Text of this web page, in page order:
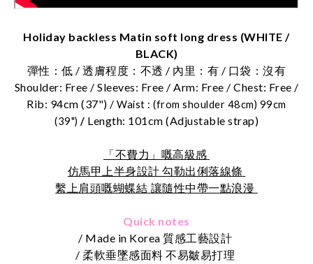
Holiday backless Matin soft long dress (WHITE /
BLACK)
彈性：低 / 透膚程度：不透 / 內里：有 / 口袋：沒有
Shoulder: Free / Sleeves: Free / Arm: Free / Chest: Free /
Rib: 94cm (37") /Waist : (from shoulder 48cm) 99cm
(39") / Length: 101cm (Adjustable strap)
「不費力」嘅高級感
仿馬甲上半身設計 勾勒出俐落線條
繫上肩頭嘅蝴蝶結 讓隨性中帶一點浪漫
Quick notes
/ Made in Korea 質感工藝設計
/ 柔軟垂墜感面料 不易皺易打理